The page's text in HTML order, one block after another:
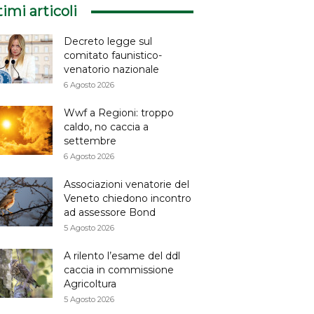
articoli
Decreto legge sul
comitato faunistico-
venatorio nazionale
6 Agosto 2026
Wwf a Regioni: troppo
caldo, no caccia a
settembre
6 Agosto 2026
Associazioni venatorie del
Veneto chiedono incontro
ad assessore Bond
5 Agosto 2026
A rilento l’esame del ddl
caccia in commissione
Agricoltura
5 Agosto 2026